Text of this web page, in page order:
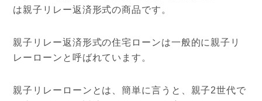
は親子リレー返済形式の商品です。
親子リレー返済形式の住宅ローンは一般的に親子リ
レーローンと呼ばれています。
親子リレーローンとは、簡単に言うと、親子2世代で